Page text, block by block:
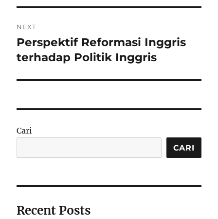
NEXT
Next
post:
Perspektif Reformasi Inggris
terhadap Politik Inggris
Cari
CARI
Recent Posts